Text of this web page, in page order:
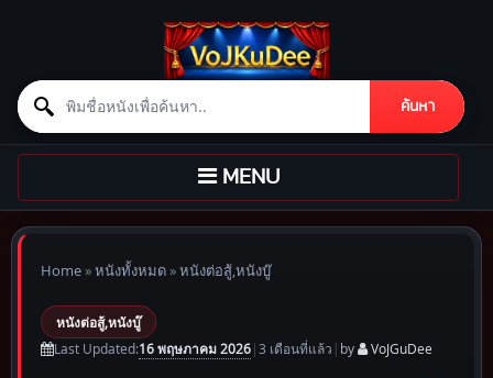
Search for:
ค้นหา
Skip to content
TOGGLE
NAVIGATION
MENU
Home»หนังทั้งหมด»หนังต่อสู้,หนังบู๊
หนังต่อสู้,หนังบู๊
Last Updated:16 พฤษภาคม 2026|3 เดือนที่แล้ว | by VoJGuDee